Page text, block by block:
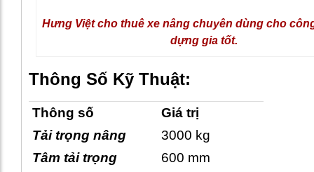
Hưng Việt cho thuê xe nâng chuyên dùng cho
dựng gia tốt.
Thông Số Kỹ Thuật:
Thông số
Giá trị
Tải trọng nâng
3000 kg
Tâm tải trọng
600 mm